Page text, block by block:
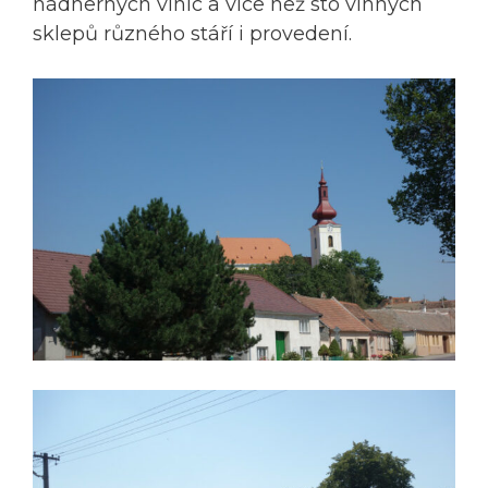
sklepů různého stáří i provedení.